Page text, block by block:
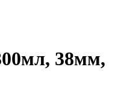
38мм,